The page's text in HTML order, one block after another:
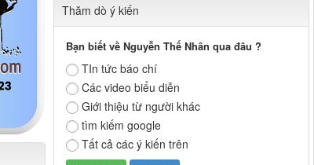
Thăm dò ý kiến
Bạn biết về Nguyễn Thế Nhân qua đâu ?
TIn tức báo chí
Các video biểu diễn
Giới thiệu từ người khác
tìm kiếm google
Tất cả các ý kiến trên